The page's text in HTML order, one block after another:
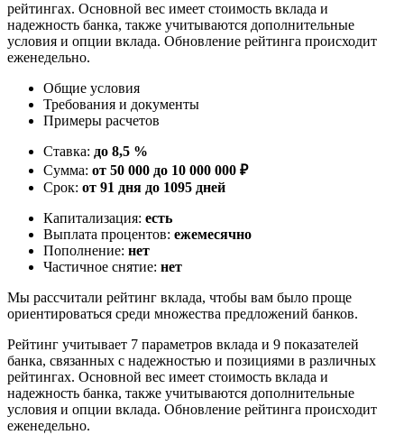
рейтингах. Основной вес имеет стоимость вклада и
надежность банка, также учитываются дополнительные
условия и опции вклада. Обновление рейтинга происходит
еженедельно.
Общие условия
Требования и документы
Примеры расчетов
Ставка: до 8,5 %
Сумма: от 50 000 до 10 000 000 ₽
Срок: от 91 дня до 1095 дней
Капитализация: есть
Выплата процентов: ежемесячно
Пополнение: нет
Частичное снятие: нет
Мы рассчитали рейтинг вклада, чтобы вам было проще
ориентироваться среди множества предложений банков.
Рейтинг учитывает 7 параметров вклада и 9 показателей
банка, связанных с надежностью и позициями в различных
рейтингах. Основной вес имеет стоимость вклада и
надежность банка, также учитываются дополнительные
условия и опции вклада. Обновление рейтинга происходит
еженедельно.